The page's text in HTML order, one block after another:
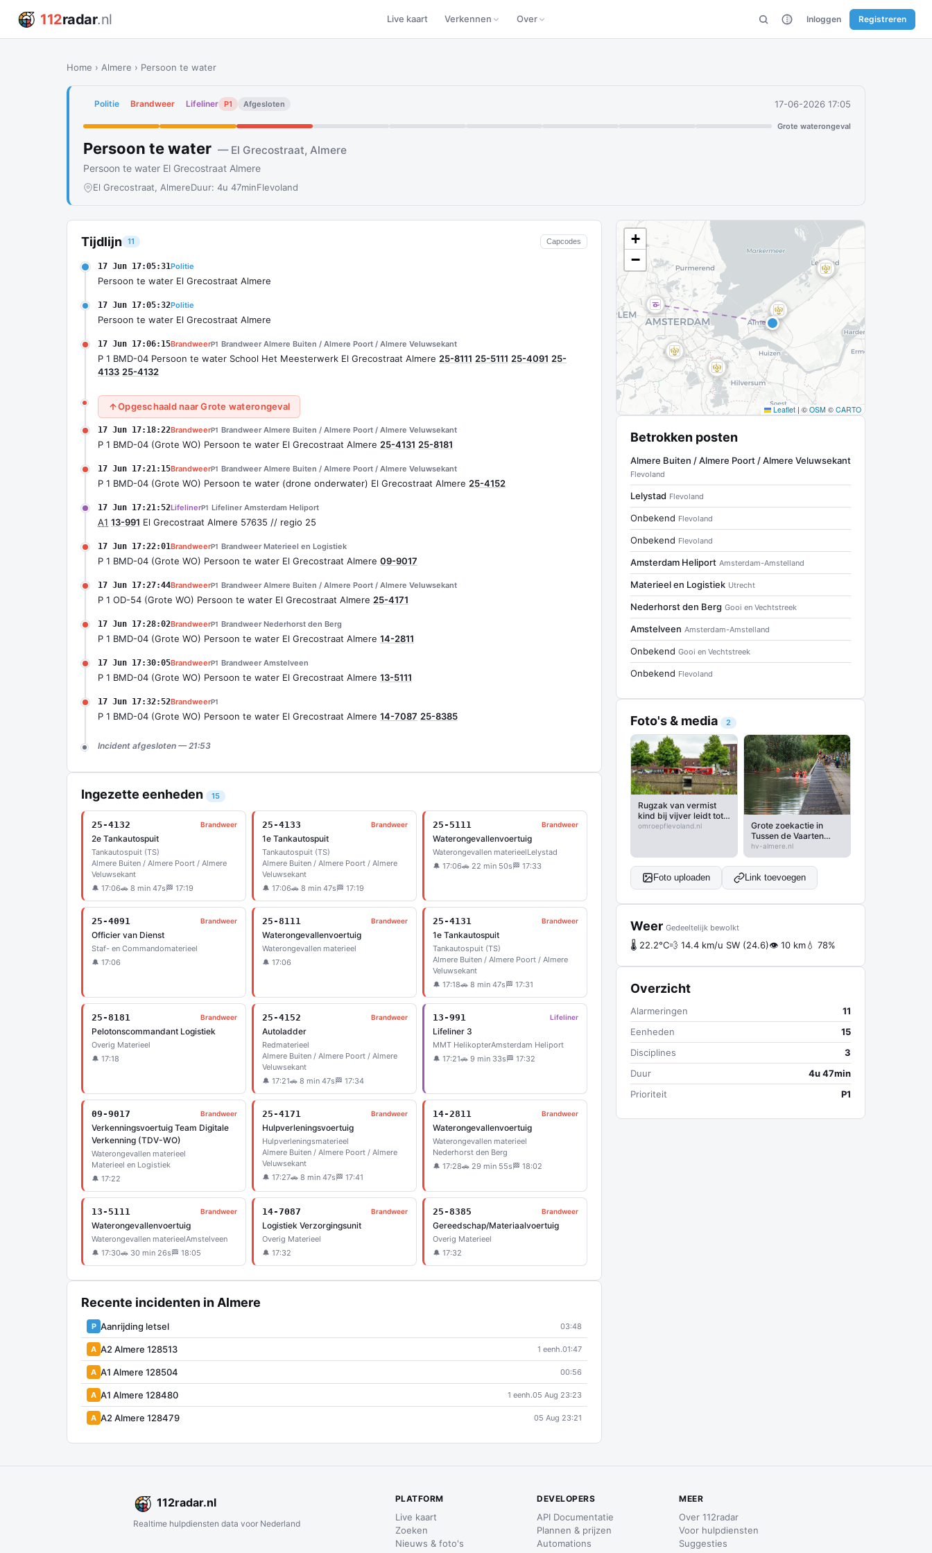
112radar.nl Live kaart Verkennen Over Inloggen Registreren
Home › Almere › Persoon te water
Politie Brandweer Lifeliner P1 Afgesloten 17-06-2026 17:05
Grote waterongeval
Persoon te water — El Grecostraat, Almere
Persoon te water El Grecostraat Almere
El Grecostraat, AlmereDuur: 4u 47minFlevoland
Tijdlijn 11 Capcodes
17 Jun 17:05:31Politie
Persoon te water El Grecostraat Almere
17 Jun 17:05:32Politie
Persoon te water El Grecostraat Almere
17 Jun 17:06:15BrandweerP1 Brandweer Almere Buiten / Almere Poort / Almere Veluwsekant
P 1 BMD-04 Persoon te water School Het Meesterwerk El Grecostraat Almere 25-8111 25-5111 25-4091 25-
4133 25-4132
Opgeschaald naar Grote waterongeval
17 Jun 17:18:22BrandweerP1 Brandweer Almere Buiten / Almere Poort / Almere Veluwsekant
P 1 BMD-04 (Grote WO) Persoon te water El Grecostraat Almere 25-4131 25-8181
17 Jun 17:21:15BrandweerP1 Brandweer Almere Buiten / Almere Poort / Almere Veluwsekant
P 1 BMD-04 (Grote WO) Persoon te water (drone onderwater) El Grecostraat Almere 25-4152
17 Jun 17:21:52LifelinerP1 Lifeliner Amsterdam Heliport
A1 13-991 El Grecostraat Almere 57635 // regio 25
17 Jun 17:22:01BrandweerP1 Brandweer Materieel en Logistiek
P 1 BMD-04 (Grote WO) Persoon te water El Grecostraat Almere 09-9017
17 Jun 17:27:44BrandweerP1 Brandweer Almere Buiten / Almere Poort / Almere Veluwsekant
P 1 OD-54 (Grote WO) Persoon te water El Grecostraat Almere 25-4171
17 Jun 17:28:02BrandweerP1 Brandweer Nederhorst den Berg
P 1 BMD-04 (Grote WO) Persoon te water El Grecostraat Almere 14-2811
17 Jun 17:30:05BrandweerP1 Brandweer Amstelveen
P 1 BMD-04 (Grote WO) Persoon te water El Grecostraat Almere 13-5111
17 Jun 17:32:52BrandweerP1
P 1 BMD-04 (Grote WO) Persoon te water El Grecostraat Almere 14-7087 25-8385
Incident afgesloten — 21:53
Ingezette eenheden 15
25-4132 Brandweer
2e Tankautospuit
Tankautospuit (TS)
Almere Buiten / Almere Poort / Almere
Veluwsekant
🔔 17:06🚗 8 min 47s 🏁 17:19
25-4133 Brandweer
1e Tankautospuit
Tankautospuit (TS)
Almere Buiten / Almere Poort / Almere
Veluwsekant
🔔 17:06🚗 8 min 47s 🏁 17:19
25-5111 Brandweer
Waterongevallenvoertuig
Waterongevallen materieelLelystad
🔔 17:06🚗 22 min 50s 🏁 17:33
25-4091 Brandweer
Officier van Dienst
Staf- en Commandomaterieel
🔔 17:06
25-8111 Brandweer
Waterongevallenvoertuig
Waterongevallen materieel
🔔 17:06
25-4131 Brandweer
1e Tankautospuit
Tankautospuit (TS)
Almere Buiten / Almere Poort / Almere
Veluwsekant
🔔 17:18🚗 8 min 47s 🏁 17:31
25-8181 Brandweer
Pelotonscommandant Logistiek
Overig Materieel
🔔 17:18
25-4152 Brandweer
Autoladder
Redmaterieel
Almere Buiten / Almere Poort / Almere
Veluwsekant
🔔 17:21🚗 8 min 47s 🏁 17:34
13-991 Lifeliner
Lifeliner 3
MMT HelikopterAmsterdam Heliport
🔔 17:21🚗 9 min 33s 🏁 17:32
09-9017 Brandweer
Verkenningsvoertuig Team Digitale
Verkenning (TDV-WO)
Waterongevallen materieel
Materieel en Logistiek
🔔 17:22
25-4171 Brandweer
Hulpverleningsvoertuig
Hulpverleningsmaterieel
Almere Buiten / Almere Poort / Almere
Veluwsekant
🔔 17:27🚗 8 min 47s 🏁 17:41
14-2811 Brandweer
Waterongevallenvoertuig
Waterongevallen materieel
Nederhorst den Berg
🔔 17:28🚗 29 min 55s 🏁 18:02
13-5111 Brandweer
Waterongevallenvoertuig
Waterongevallen materieelAmstelveen
🔔 17:30🚗 30 min 26s 🏁 18:05
14-7087 Brandweer
Logistiek Verzorgingsunit
Overig Materieel
🔔 17:32
25-8385 Brandweer
Gereedschap/Materiaalvoertuig
Overig Materieel
🔔 17:32
Recente incidenten in Almere
P Aanrijding letsel 03:48
A A2 Almere 128513 1 eenh.01:47
A A1 Almere 128504 00:56
A A1 Almere 128480 1 eenh.05 Aug 23:23
A A2 Almere 128479 05 Aug 23:21
+
−
Leaflet | © OSM © CARTO
Betrokken posten
Almere Buiten / Almere Poort / Almere Veluwsekant
Flevoland
Lelystad Flevoland
Onbekend Flevoland
Onbekend Flevoland
Amsterdam Heliport Amsterdam-Amstelland
Materieel en Logistiek Utrecht
Nederhorst den Berg Gooi en Vechtstreek
Amstelveen Amsterdam-Amstelland
Onbekend Gooi en Vechtstreek
Onbekend Flevoland
Foto's & media 2
Rugzak van vermist
kind bij vijver leidt tot
grootschalige
omroepflevoland.nl
Grote zoekactie in
Tussen de Vaarten
naar vermist kind
hv-almere.nl
Foto uploaden Link toevoegen
Weer Gedeeltelijk bewolkt
🌡 22.2°C💨 14.4 km/u SW (24.6)👁 10 km💧 78%
Overzicht
Alarmeringen
11
Eenheden
15
Disciplines
3
Duur
4u 47min
Prioriteit
P1
112radar.nl
Realtime hulpdiensten data voor Nederland
PLATFORM
Live kaart
Zoeken
Nieuws & foto's
DEVELOPERS
API Documentatie
Plannen & prijzen
Automations
MEER
Over 112radar
Voor hulpdiensten
Suggesties